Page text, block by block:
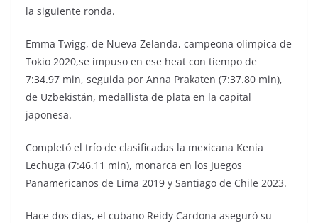
la siguiente ronda.
Emma Twigg, de Nueva Zelanda, campeona olímpica de
Tokio 2020,se impuso en ese heat con tiempo de
7:34.97 min, seguida por Anna Prakaten (7:37.80 min),
de Uzbekistán, medallista de plata en la capital
japonesa.
Completó el trío de clasificadas la mexicana Kenia
Lechuga (7:46.11 min), monarca en los Juegos
Panamericanos de Lima 2019 y Santiago de Chile 2023.
Hace dos días, el cubano Reidy Cardona aseguró su